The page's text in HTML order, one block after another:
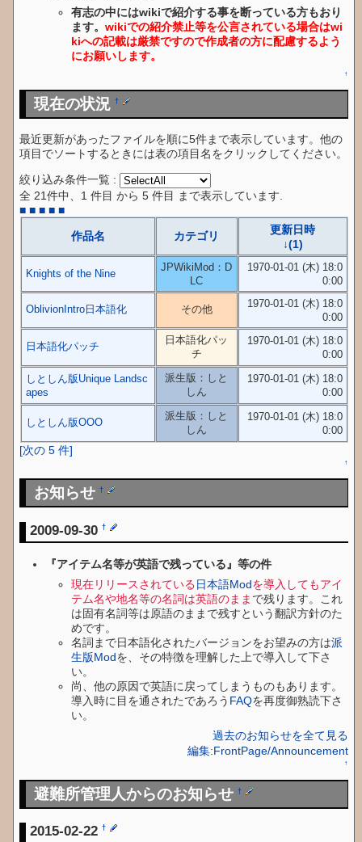
有志の中にはwikiで紹介する事を断っている方もおり
ます。wikiでの紹介禁止等を公言されている場合はwi
kiへの記載は厳禁ですので作成者の方に配慮するよう
にお願いします。
↑
現在の状況†
最近更新があったファイルを順に5件まで表示しています。他の
項目でソートするときには表の項目名をクリックしてください。
絞り込み条件一覧 :
全 21件中、1 件目 から 5 件目 まで表示しています.
■ ■ ■ ■ ■
作品名
カテゴリ
更新日時
↓(1)
Knights of the Nine
JPWikiMod：D
LC
1970-01-01 (木) 18:0
0:00
OblivionIntro日本語化 その他
1970-01-01 (木) 18:0
0:00
日本語化パッチ
日本語化パッ
チ
1970-01-01 (木) 18:0
0:00
しとしん版Unique Landsc
apes
派生版：しと
しん
1970-01-01 (木) 18:0
0:00
しとしん版OOO
派生版：しと
しん
1970-01-01 (木) 18:0
0:00
[次の 5 件]
↑
お知らせ†
2009-09-30†
『アイテム名等が英語で残っている』等の件
現在リリースされている日本語Modを導入してもアイ
テム名や地名等の名詞は英語のまま で残ります。これ
は固有名詞等は原語のままで残すという翻訳方針のた
めです。
名詞まで日本語化されたバージョンをお望みの方は派
生版Modを、その特徴を理解した上で導入して下さ
い。
尚、他の原因で英語に戻ってしまうものもあります。
導入時に目を通されたであろう FAQを再度御熟読下さ
い。
過去のお知らせを全て見る
編集:FrontPage/Announcement
↑
避難所管理人からのお知らせ†
2015-02-22†